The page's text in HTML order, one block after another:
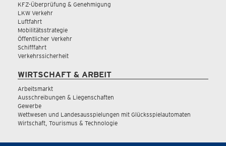
KFZ-Überprüfung & Genehmigung
LKW Verkehr
Luftfahrt
Mobilitätsstrategie
Öffentlicher Verkehr
Schifffahrt
Verkehrssicherheit
WIRTSCHAFT & ARBEIT
Arbeitsmarkt
Ausschreibungen & Liegenschaften
Gewerbe
Wettwesen und Landesausspielungen mit Glücksspielautomaten
Wirtschaft, Tourismus & Technologie